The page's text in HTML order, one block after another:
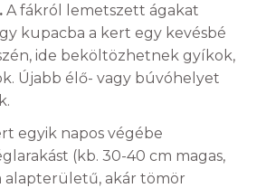
A fákról lemetszett ágakat
kupacba a kert egy kevésbé
ide beköltözhetnek gyíkok,
Újabb élő- vagy búvóhelyet
egyik napos végébe
(kb. 30-40 cm magas,
alapterületű, akár tömör